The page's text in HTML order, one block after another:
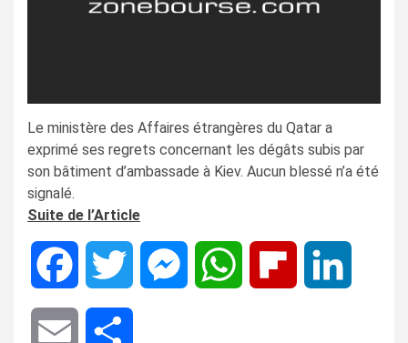
Le ministère des Affaires étrangères du Qatar a
exprimé ses regrets concernant les dégâts subis par
son bâtiment d’ambassade à Kiev. Aucun blessé n’a été
signalé.
Suite de l’Article
Facebook Twitter MessengerWhatsApp Flipboard
Email